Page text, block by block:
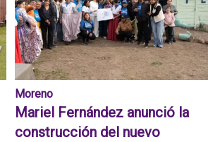
Moreno
Mariel Fernández anunció la
construcción del nuevo